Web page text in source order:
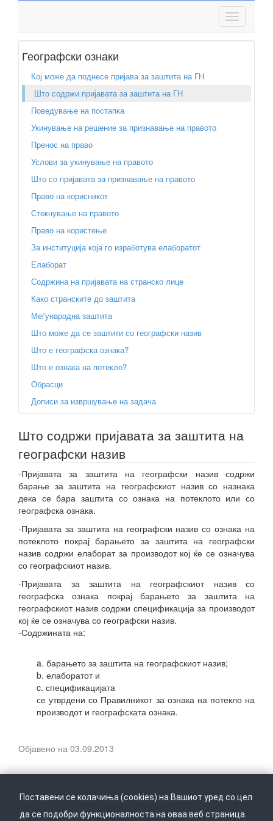
Географски ознаки
Кој може да поднесе пријава за заштита на ГН
Што содржи пријавата за заштита на ГН
Поведување на постапка
Укинување на решение за признавање на правото
Пренос на право
Услови за укинување на правото
Што со пријавата за признавање на правото
Право на корисникот
Стекнување на правото
Право на користење
За институција која го изработува елаборатот
Елаборат
Содржина на пријавата на странско лице
Како странските до заштита
Меѓународна заштита
Што може да се заштити со географски назив
Што е географска ознака?
Што е ознака на потекло?
Обрасци
Дописи за извршување на задача
Што содржи пријавата за заштита на
географски назив
-Пријавата за заштита на географски назив содржи
барање за заштита на географскиот назив со назнака
дека се бара заштита со ознака на потеклото или со
географска ознака.
-Пријавата за заштита на географски назив со ознака на
потеклото покрај барањето за заштита на географски
назив содржи елаборат за производот кој ќе се означува
со географскиот назив.
-Пријавата за заштита на географскиот назив со
географска ознака покрај барањето за заштита на
географскиот назив содржи спецификација за производот
кој ќе се означува со географски назив.
-Содржината на:
a. барањето за заштита на географскиот назив;
b. елаборатот и
c. спецификацијата
се утврдени со Правилникот за ознака на потекло на
производот и географската ознака.
Објавено на 03.09.2013
Поставени се колачиња (cookies) на Вашиот уред со цел
да се подобри функционалноста на оваа веб страница.